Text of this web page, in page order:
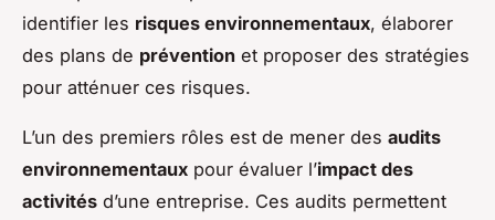
identifier les risques environnementaux, élaborer
des plans de prévention et proposer des stratégies
pour atténuer ces risques.
L’un des premiers rôles est de mener des audits
environnementaux pour évaluer l’impact des
activités d’une entreprise. Ces audits permettent